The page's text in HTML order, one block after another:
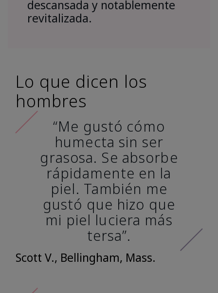
descansada y notablemente
revitalizada.
Lo que dicen los
hombres
“Me gustó cómo
humecta sin ser
grasosa. Se absorbe
rápidamente en la
piel. También me
gustó que hizo que
mi piel luciera más
tersa”.
Scott V., Bellingham, Mass.